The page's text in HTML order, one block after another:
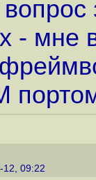
- мне
12, 09:22